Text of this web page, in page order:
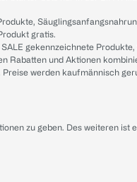
gratis.
gekennzeichnete
Rabatten und Aktionen
werden kaufmännisch
zu geben. Des weiteren